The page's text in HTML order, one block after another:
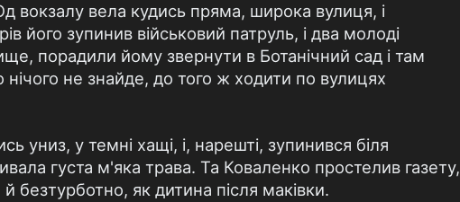
вокзалу вела кудись пряма, широка вулиця, i
його зупинив вiйськовий патруль, i два молодi
порадили йому звернути в Ботанiчний сад i там
не знайде, до того ж ходити по вулицях
униз, у темнi хащi, i, нарештi, зупинився бiля
густа м'яка трава. Та Коваленко простелив газету,
безтурботно, як дитина пiсля макiвки.